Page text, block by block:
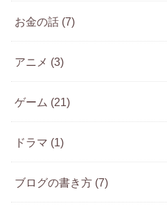
お金の話 (7)
アニメ (3)
ゲーム (21)
ドラマ (1)
ブログの書き方 (7)